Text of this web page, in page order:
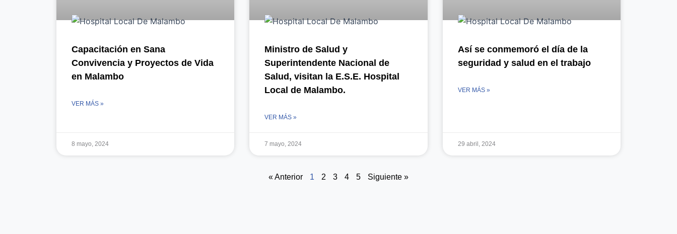
Capacitación en Sana
Convivencia y Proyectos de Vida
en Malambo
VER MÁS »
8 mayo, 2024
Ministro de Salud y
Superintendente Nacional de
Salud, visitan la E.S.E. Hospital
Local de Malambo.
VER MÁS »
7 mayo, 2024
Así se conmemoró el día de la
seguridad y salud en el trabajo
VER MÁS »
29 abril, 2024
« Anterior 1 2 3 4 5 Siguiente »